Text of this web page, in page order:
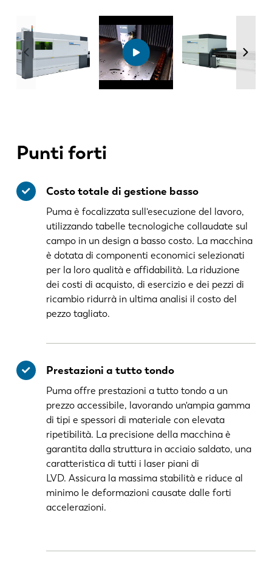
Punti forti
Costo totale di gestione basso
Puma è focalizzata sull'esecuzione del lavoro,
utilizzando tabelle tecnologiche collaudate sul
campo in un design a basso costo. La macchina
è dotata di componenti economici selezionati
per la loro qualità e affidabilità. La riduzione
dei costi di acquisto, di esercizio e dei pezzi di
ricambio ridurrà in ultima analisi il costo del
pezzo tagliato.
Prestazioni a tutto tondo
Puma offre prestazioni a tutto tondo a un
prezzo accessibile, lavorando un'ampia gamma
di tipi e spessori di materiale con elevata
ripetibilità. La precisione della macchina è
garantita dalla struttura in acciaio saldato, una
caratteristica di tutti i laser piani di
LVD. Assicura la massima stabilità e riduce al
minimo le deformazioni causate dalle forti
accelerazioni.